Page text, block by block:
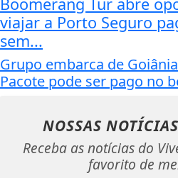
viajar a Porto Seguro
sem...
Grupo embarca de
Pacote pode ser pago no
NOSSAS NOTÍCIAS
Receba as notícias do
favorito de